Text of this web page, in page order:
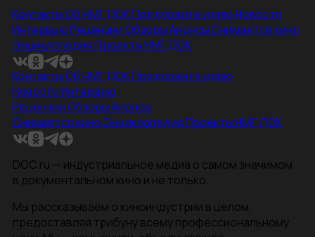
КонтактыОб НМГ ДОКПредложите идеюНовости
ИнтервьюРецензииОбзорыАнонсыСнимается кино
ЭнциклопедияПроекты НМГ ДОК
КонтактыОб НМГ ДОКПредложите идею
НовостиИнтервью
РецензииОбзорыАнонсы
Снимается кино ЭнциклопедияПроекты НМГ ДОК
DOC.ru — индустриальное медиа о самом значимом
в документальном кино и не только.
Мы рассказываем о киноиндустрии в целом,
предоставляя трибуну всему профессиональному